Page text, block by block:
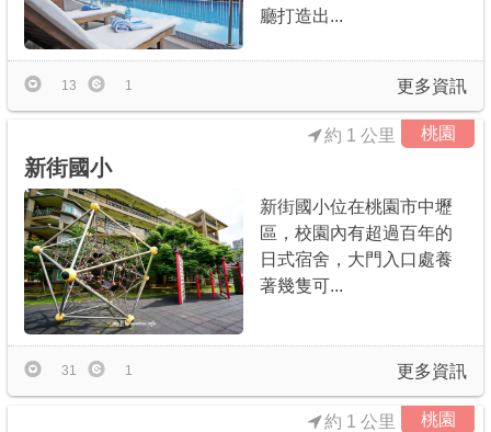
廳打造出...
更多資訊
13 1
桃園
新街國小
約 1 公里
新街國小位在桃園市中壢
區，校園內有超過百年的
日式宿舍，大門入口處養
著幾隻可...
更多資訊
31 1
桃園
約 1 公里